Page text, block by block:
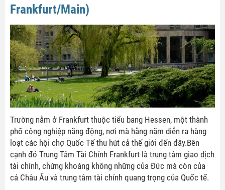
Frankfurt/Main)
Trường nằm ở Frankfurt thuộc tiểu bang Hessen, một thành
phố công nghiệp năng động, nơi mà hằng năm diễn ra hàng
loạt các hội chợ Quốc Tế thu hút cả thế giới đến đây.Bên
cạnh đó Trung Tâm Tài Chính Frankfurt là trung tâm giao dịch
tài chính, chứng khoáng không những của Đức mà còn của
cả Châu Âu và trung tâm tài chính quang trọng của Quốc tế.